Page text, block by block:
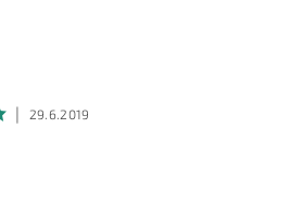
| 29.6.2019